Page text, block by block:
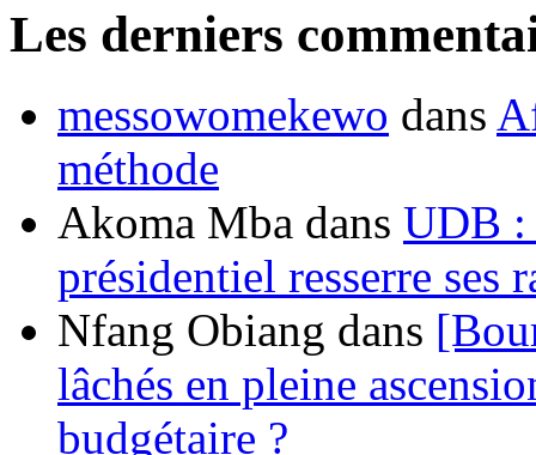
Les derniers
messowomekewo dans
méthode
Akoma Mba dans UDB :
présidentiel resserre ses
Nfang Obiang dans
lâchés en pleine
budgétaire ?